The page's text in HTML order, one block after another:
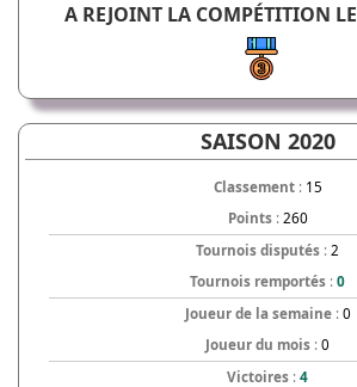
A REJOINT LA COMPÉTITION LE
SAISON 2020
Classement: 15
Points: 260
Tournois disputés : 2
Tournois remportés : 0
Joueur de la semaine: 0
Joueur du mois : 0
Victoires : 4